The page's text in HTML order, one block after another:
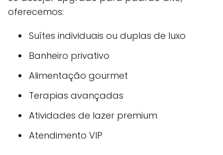
oferecemos:
Suítes individuais ou duplas de luxo
Banheiro privativo
Alimentação gourmet
Terapias avançadas
Atividades de lazer premium
Atendimento VIP